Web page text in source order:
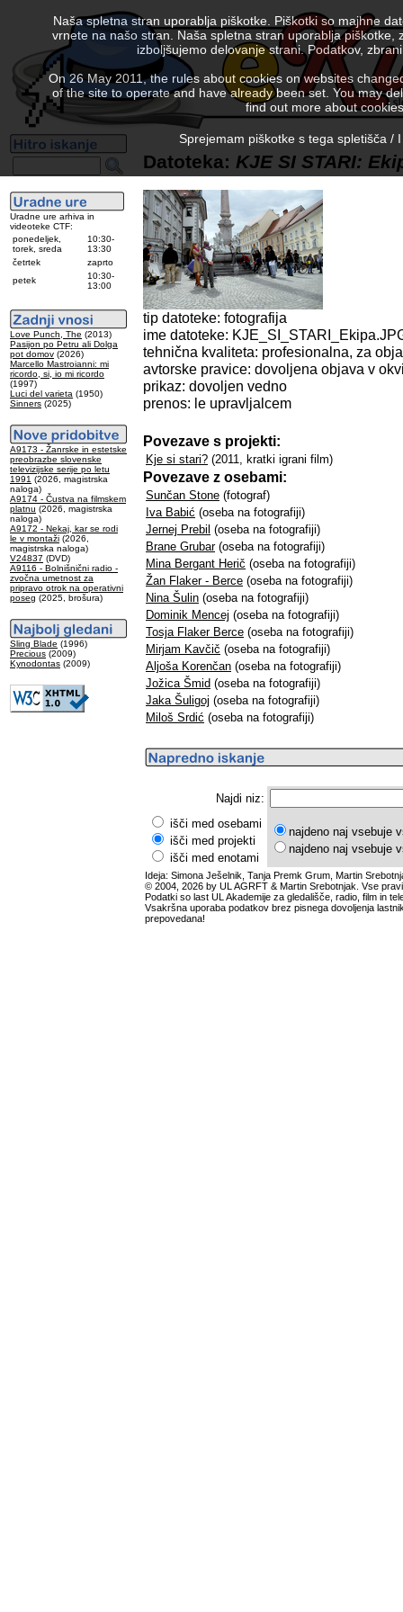
Uradne ure arhiva in
videoteke CTF:
ponedeljek,
torek, sreda
10:30-
13:30
četrtek
zaprto
petek
10:30-
13:00
Love Punch, The (2013)
Pasijon po Petru ali Dolga
pot domov (2026)
Marcello Mastroianni: mi
ricordo, si, io mi ricordo
(1997)
Luci del varieta (1950)
Sinners (2025)
A9173 - Žanrske in estetske
preobrazbe slovenske
televizijske serije po letu
1991 (2026, magistrska
naloga)
A9174 - Čustva na filmskem
platnu (2026, magistrska
naloga)
A9172 - Nekaj, kar se rodi
le v montaži (2026,
magistrska naloga)
V24837 (DVD)
A9116 - Bolnišnični radio -
zvočna umetnost za
pripravo otrok na operativni
poseg (2025, brošura)
Sling Blade (1996)
Precious (2009)
Kynodontas (2009)
Datoteka: KJE SI STARI:
tip datoteke: fotografija
ime datoteke:
tehnična kvaliteta: profesionalna, za
avtorske pravice: dovoljena objava v
prikaz: dovoljen vedno
prenos: le upravljalcem
Povezave s projekti:
Kje si stari? (2011, kratki igrani film)
Povezave z osebami:
Sunčan Stone (fotograf)
Iva Babić (oseba na fotografiji)
Jernej Prebil (oseba na fotografiji)
Brane Grubar(oseba na fotografiji)
Mina Bergant Herič (oseba na fotografiji)
Žan Flaker - Berce (oseba na fotografiji)
Nina Šulin (oseba na fotografiji)
Dominik Mencej (oseba na fotografiji)
Tosja Flaker Berce (oseba na fotografiji)
Mirjam Kavčič (oseba na fotografiji)
Aljoša Korenčan (oseba na fotografiji)
Jožica Šmid (oseba na fotografiji)
Jaka Šuligoj (oseba na fotografiji)
Miloš Srdić (oseba na fotografiji)
Najdi niz:
išči med osebami
išči med projekti
išči med enotami
najdeno naj vsebuje
najdeno naj vsebuje
Ideja: Simona Ješelnik, Tanja Premk Grum, Martin
© 2004, 2026 by UL AGRFT & Martin Srebotnjak. Vse
Podatki so last UL Akademije za gledališče, radio, film in
Vsakršna uporaba podatkov brez pisnega dovoljenja
prepovedana!
Naša spletna stran uporablja piškotke. Piškotki so majhne
vrnete na našo stran. Naša spletna stran uporablja
izboljšujemo delovanje strani. Podatkov,
On 26 May 2011, the rules about cookies on websites
of the site to operate and have already been set. You may
find out more about
Sprejemam piškotke s tega spletišča /